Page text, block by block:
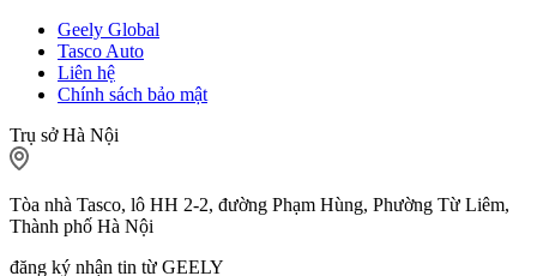
Geely Global
Tasco Auto
Liên hệ
Chính sách bảo mật
Trụ sở Hà Nội
Tòa nhà Tasco, lô HH 2-2, đường Phạm Hùng, Phường Từ Liêm,
Thành phố Hà Nội
đăng ký nhận tin từ GEELY